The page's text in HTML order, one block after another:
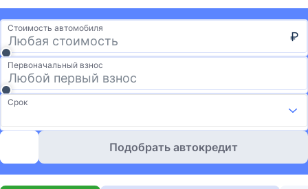
Стоимость автомобиля
₽
Первоначальный взнос
Срок
Подобрать автокредит